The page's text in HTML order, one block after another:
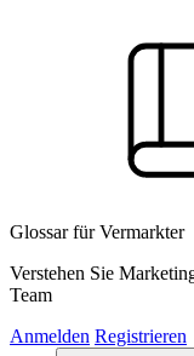
Glossar für Vermarkter
Verstehen Sie
Team
Anmelden Registrieren